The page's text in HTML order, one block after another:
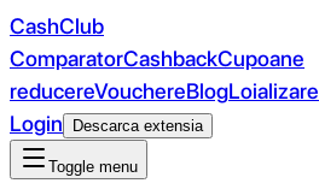
CashClub
ComparatorCashbackCupoane
reducereVouchereBlogLoializare
Login
Descarca extensia
Toggle menu